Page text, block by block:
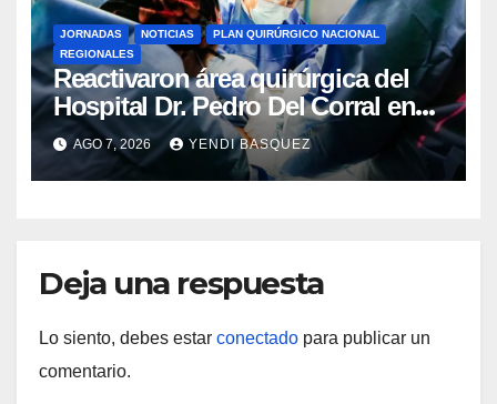
JORNADAS NOTICIAS
PLAN QUIRÚRGICO NACIONAL
REGIONALES
Reactivaron área quirúrgica del
Hospital Dr. Pedro Del Corral en
Guárico
AGO 7, 2026 YENDI BASQUEZ
Deja una respuesta
Lo siento, debes estar conectado para publicar un
comentario.